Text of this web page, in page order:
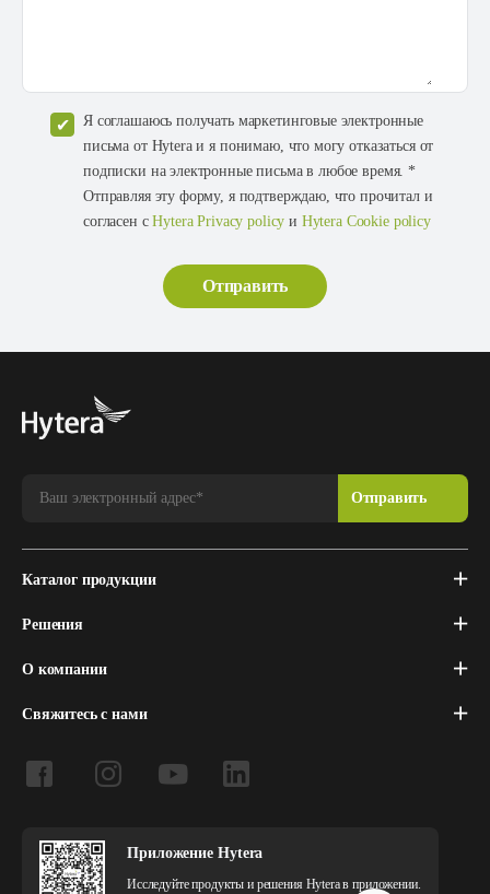
Я соглашаюсь получать маркетинговые электронные
письма от Hytera и я понимаю, что могу отказаться от
подписки на электронные письма в любое время. *
Отправляя эту форму, я подтверждаю, что прочитал и
согласен сHytera Privacy policy и Hytera Cookie policy
Каталог продукции
Решения
О компании
Свяжитесь с нами
Приложение Hytera
Исследуйте продукты и решения Hytera в приложении.